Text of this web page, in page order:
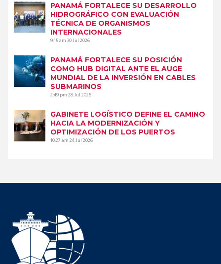
PANAMÁ FORTALECE SU DESARROLLO
HIDROGRÁFICO CON EVALUACIÓN
TÉCNICA DE ORGANISMOS
INTERNACIONALES
9:15 am30 Jul 2026
PANAMÁ FORTALECE SU POSICIÓN
COMO HUB DIGITAL ANTE EL AUGE
MUNDIAL DE LA INVERSIÓN EN CABLES
SUBMARINOS
2:49 pm28 Jul 2026
GABINETE LOGÍSTICO DEFINE EL CAMINO
HACIA LA MODERNIZACIÓN Y
OPTIMIZACIÓN DE LOS PUERTOS
10:27 am24 Jul 2026